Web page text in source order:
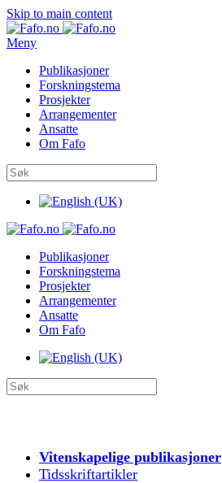
Skip to main content
Meny
Publikasjoner
Forskningstema
Prosjekter
Arrangementer
Ansatte
Om Fafo
Publikasjoner
Forskningstema
Prosjekter
Arrangementer
Ansatte
Om Fafo
Vitenskapelige publikasjoner
Tidsskriftartikler